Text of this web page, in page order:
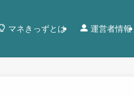
マネきっずとは 運営者情報